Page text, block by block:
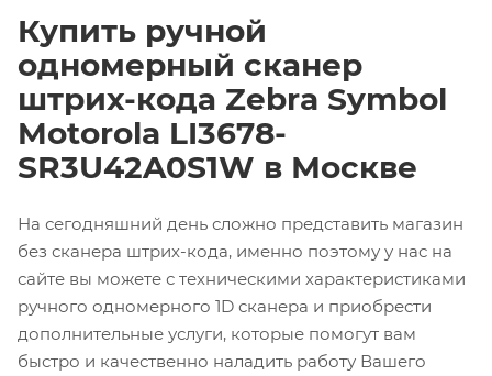
Купить ручной
одномерный сканер
штрих-кода Zebra Symbol
Motorola LI3678-
SR3U42A0S1W в Москве
На сегодняшний день сложно представить магазин
без сканера штрих-кода, именно поэтому у нас на
сайте вы можете с техническими характеристиками
ручного одномерного 1D сканера и приобрести
дополнительные услуги, которые помогут вам
быстро и качественно наладить работу Вашего